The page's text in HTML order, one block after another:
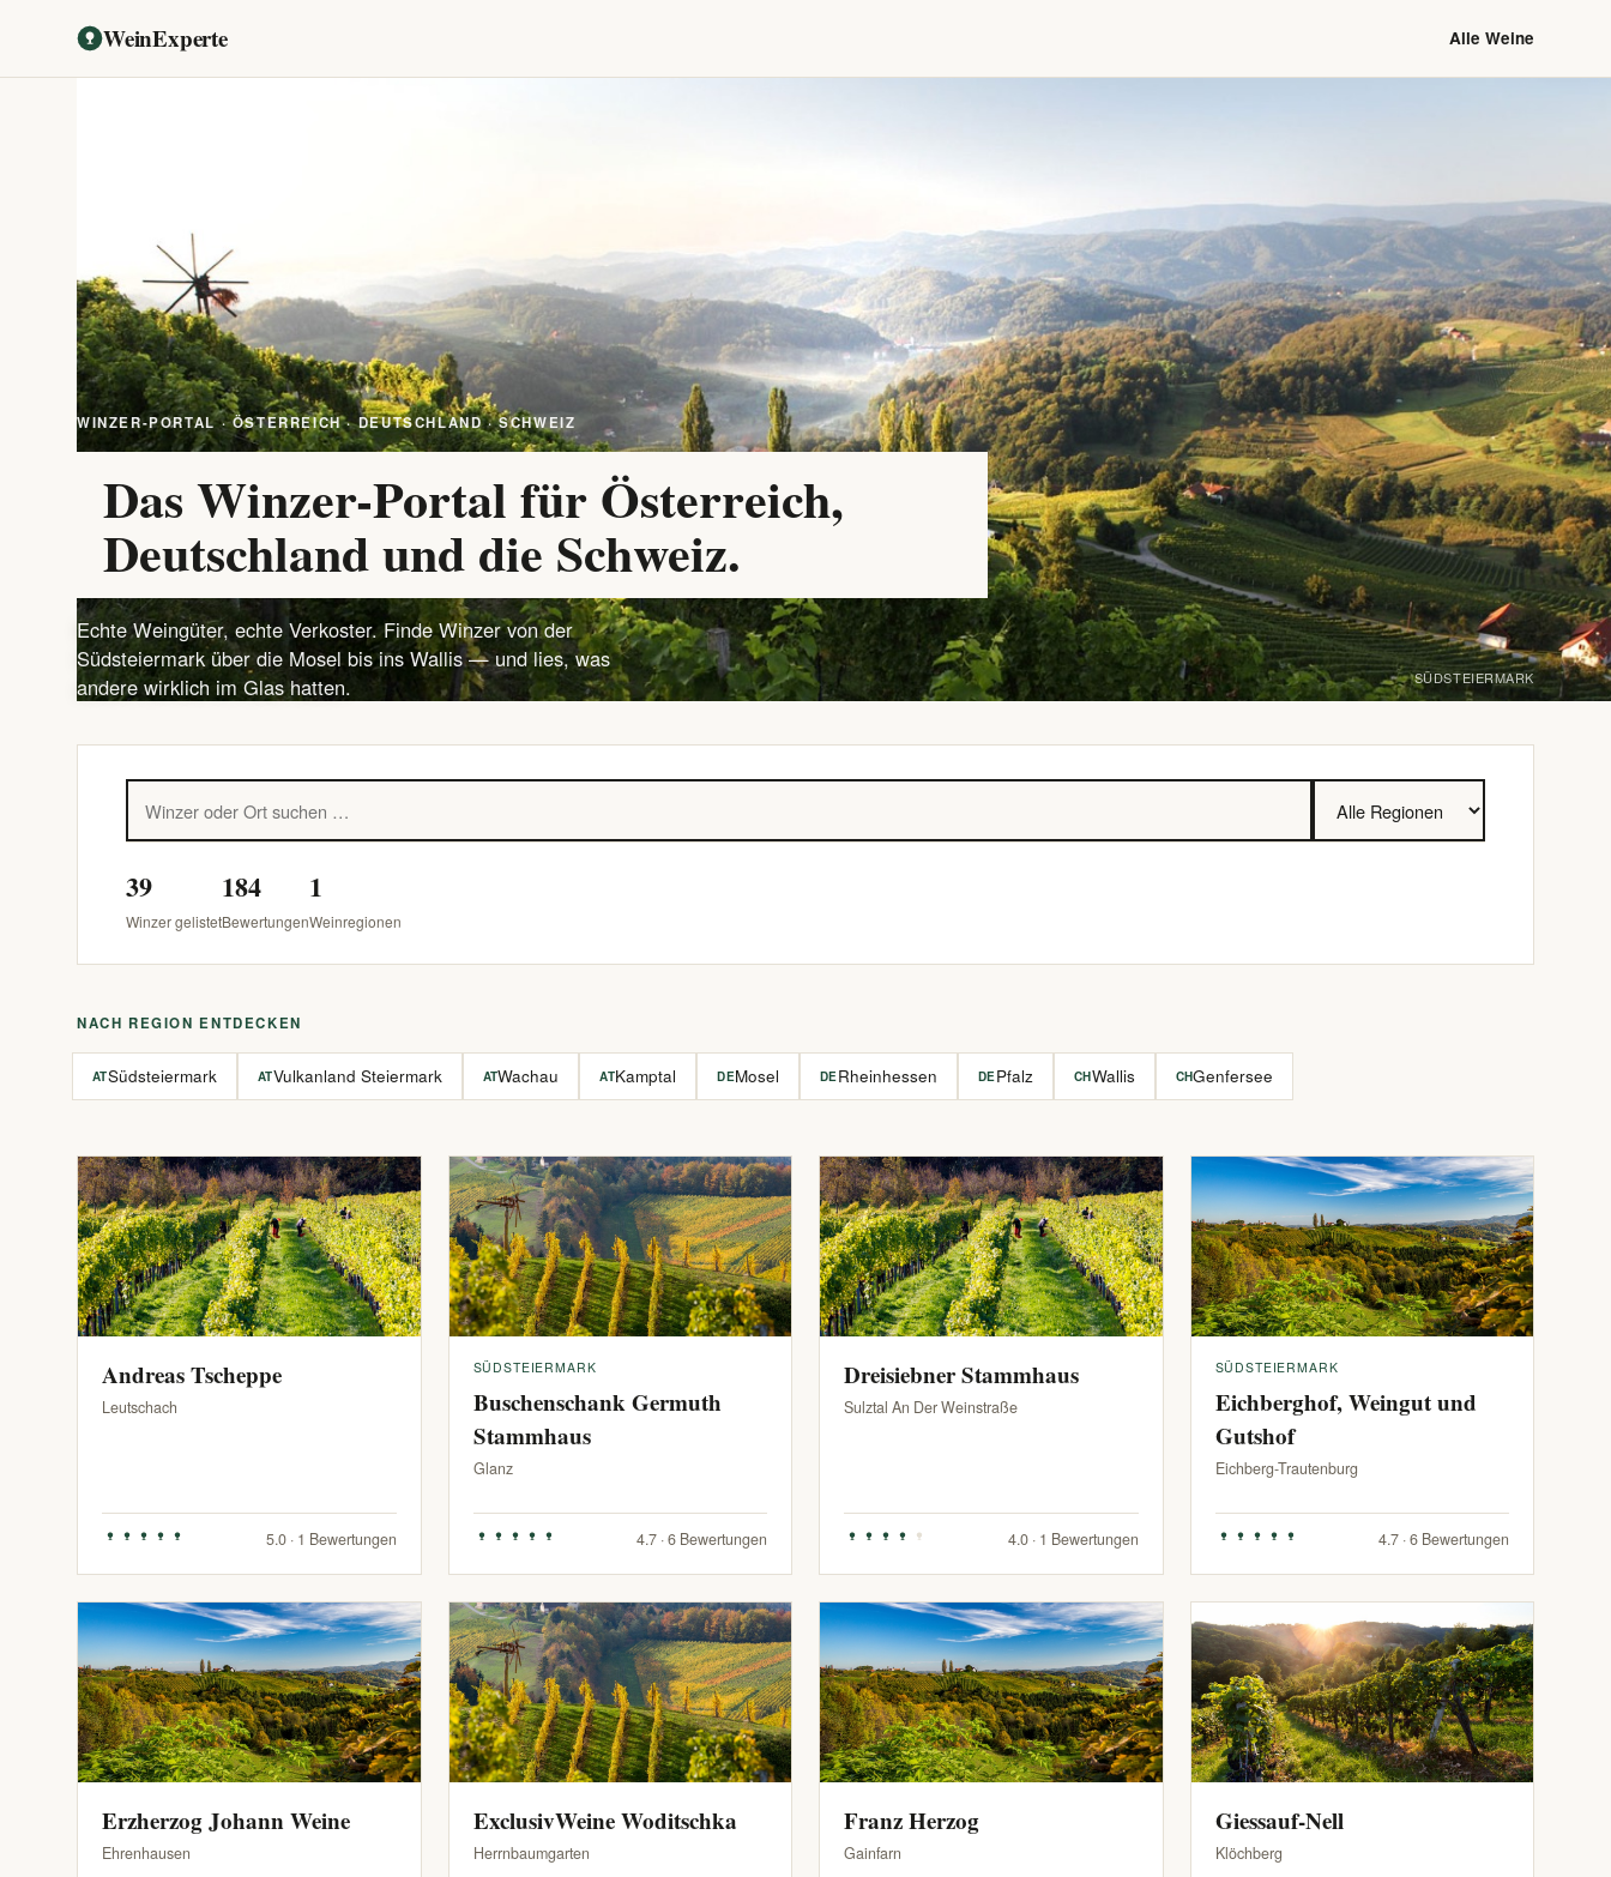
WeinExperte Alle Weine
WINZER-PORTAL · ÖSTERREICH · DEUTSCHLAND · SCHWEIZ
Das Winzer-Portal für Österreich,
Deutschland und die Schweiz.
Echte Weingüter, echte Verkoster. Finde Winzer von der
Südsteiermark über die Mosel bis ins Wallis — und lies, was
andere wirklich im Glas hatten.
SÜDSTEIERMARK
39
Winzer gelistet
184
Bewertungen
1
Weinregionen
NACH REGION ENTDECKEN
ATSüdsteiermark ATVulkanland Steiermark ATWachau ATKamptal DEMosel DE Rheinhessen DE Pfalz CHWallis CHGenfersee
Andreas Tscheppe
Leutschach
5.0 · 1 Bewertungen
SÜDSTEIERMARK
Buschenschank Germuth
Stammhaus
Glanz
4.7 · 6 Bewertungen
Dreisiebner Stammhaus
Sulztal An Der Weinstraße
4.0 · 1 Bewertungen
SÜDSTEIERMARK
Eichberghof, Weingut und
Gutshof
Eichberg-Trautenburg
4.7 · 6 Bewertungen
Erzherzog Johann Weine
Ehrenhausen
ExclusivWeine Woditschka
Herrnbaumgarten
Franz Herzog
Gainfarn
Giessauf-Nell
Klöchberg